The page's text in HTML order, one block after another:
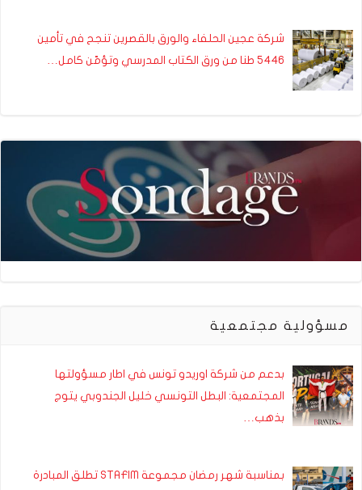
شركة عجين الحلفاء والورق بالقصرين تنجح في تأمين
5446 طنا من ورق الكتاب المدرسي وتؤمّن كامل…
مسؤولية مجتمعية
بدعم من شركة اوريدو تونس في اطار مسؤولتها
المجتمعية: البطل التونسي خليل الجندوبي يتوج
بذهب…
بمناسبة شهر رمضان مجموعة STAFIM تطلق المبادرة